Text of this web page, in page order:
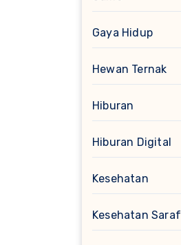
Gaya Hidup
Hewan Ternak
Hiburan
Hiburan Digital
Kesehatan
Kesehatan Saraf